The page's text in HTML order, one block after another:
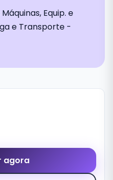
Máquinas, Equip. e
e Transporte -
agora